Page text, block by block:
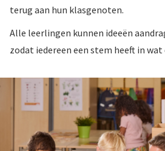
terug aan hun klasgenoten.
Alle leerlingen kunnen ideeën
zodat iedereen een stem heeft in